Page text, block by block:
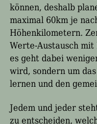
können, deshalb
maximal 60km je
Höhenkilometern.
Werte-Austausch mit
es geht dabei
wird, sondern um
lernen und den
Jedem und jeder
zu entscheiden,